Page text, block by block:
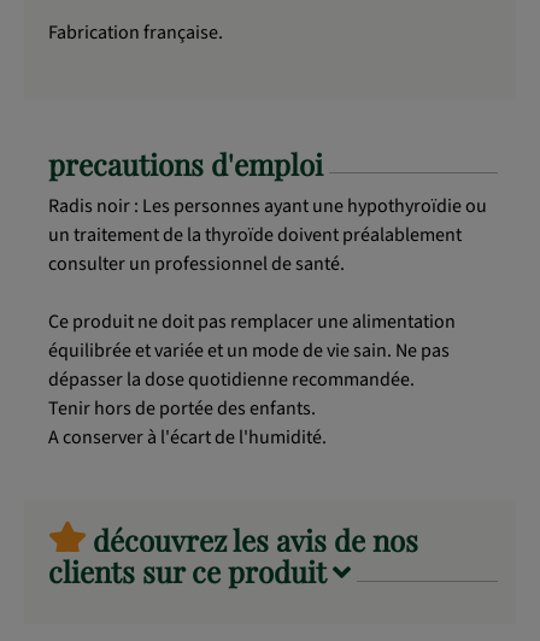
Fabrication française.
precautions d'emploi
Radis noir : Les personnes ayant une hypothyroïdie ou
un traitement de la thyroïde doivent préalablement
consulter un professionnel de santé.
Ce produit ne doit pas remplacer une alimentation
équilibrée et variée et un mode de vie sain. Ne pas
dépasser la dose quotidienne recommandée.
Tenir hors de portée des enfants.
A conserver à l'écart de l'humidité.
découvrez les avis de nos
clients sur ce produit